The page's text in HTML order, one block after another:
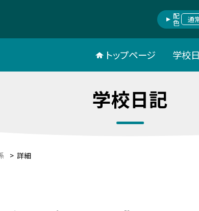
配色 通
トップページ 学校
学校日記
> 詳細